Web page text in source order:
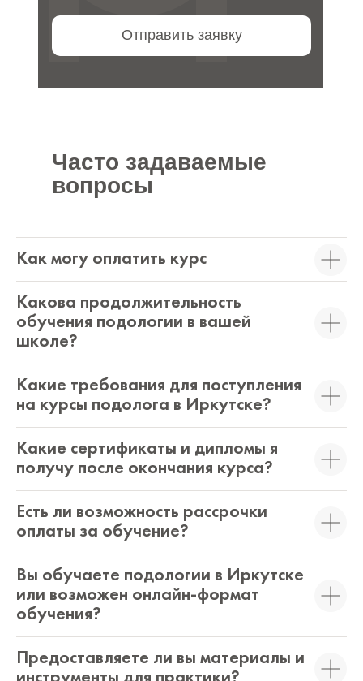
Отправить заявку
Часто задаваемые
вопросы
Как могу оплатить курс
Какова продолжительность
обучения подологии в вашей
школе?
Какие требования для поступления
на курсы подолога в Иркутске?
Какие сертификаты и дипломы я
получу после окончания курса?
Есть ли возможность рассрочки
оплаты за обучение?
Вы обучаете подологии в Иркутске
или возможен онлайн-формат
обучения?
Предоставляете ли вы материалы и